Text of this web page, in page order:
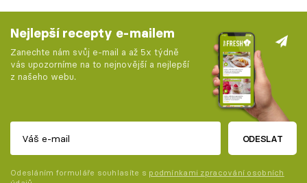
Nejlepší recepty e-mailem
Zanechte nám svůj e-mail a až 5x týdně
vás upozorníme na to nejnovější a nejlepší
z našeho webu.
ODESLAT
Odesláním formuláře souhlasíte s podmínkami zpracování osobních